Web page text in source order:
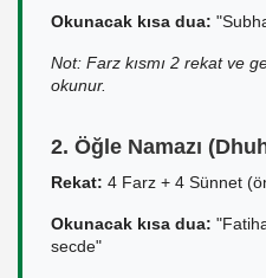
Okunacak kısa dua:
Not: Farz kısmı 2 rekat ve
okunur.
2. Öğle Namazı
Rekat: 4 Farz + 4 Sünnet
Okunacak kısa dua:
secde"